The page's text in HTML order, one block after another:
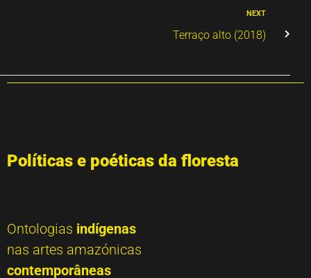
NEXT
Terraço alto (2018)
Políticas e poéticas da floresta
Ontologias indígenas
nas artes amazónicas
contemporâneas